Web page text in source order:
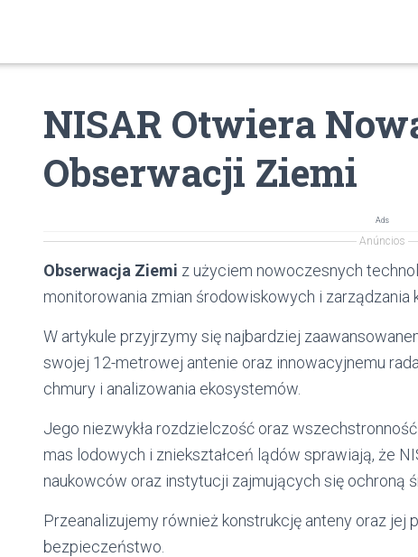
NISAR Otwiera
Obserwacji Ziemi
Ads
Anúncios
Obserwacja Ziemi z użyciem nowoczesnych
monitorowania zmian środowiskowych i zarządzania
W artykule przyjrzymy się najbardziej
swojej 12-metrowej antenie oraz innowacyjnemu
chmury i analizowania ekosystemów.
Jego niezwykła rozdzielczość oraz
mas lodowych i zniekształceń lądów sprawiają, że
naukowców oraz instytucji zajmujących się ochroną
Przeanalizujemy również konstrukcję anteny oraz jej
bezpieczeństwo.